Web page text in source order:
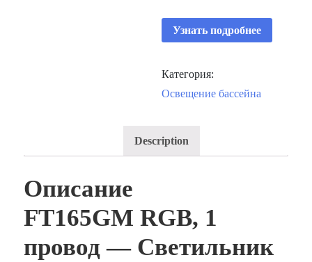
Узнать подробнее
Категория:
Освещение бассейна
Description
Описание
FT165GM RGB, 1
провод — Светильник